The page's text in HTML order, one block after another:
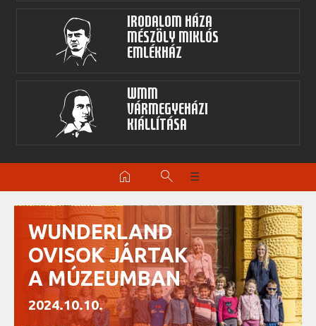
Irodalom Háza
Mészöly Miklós
Emlékház
WMM
Vármegyeházi
kiállítása
home search ☰
WUNDERLAND
OVISOK JÁRTAK
A MÚZEUMBAN
2024.10.10.